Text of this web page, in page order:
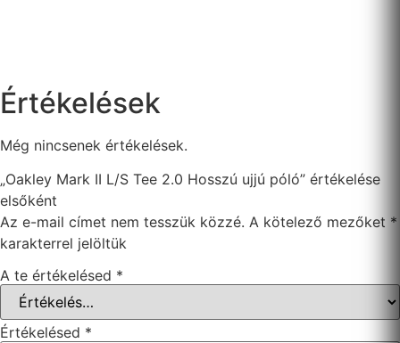
Értékelések
Még nincsenek értékelések.
„Oakley Mark II L/S Tee 2.0 Hosszú ujjú póló” értékelése
elsőként
Az e-mail címet nem tesszük közzé. A kötelező mezőket *
karakterrel jelöltük
A te értékelésed *
Értékelésed *